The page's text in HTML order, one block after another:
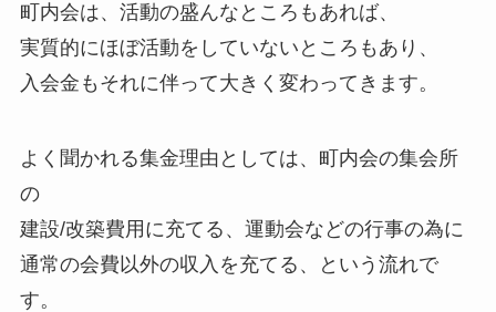
町内会は、活動の盛んなところもあれば、
実質的にほぼ活動をしていないところもあり、
入会金もそれに伴って大きく変わってきます。
よく聞かれる集金理由としては、町内会の集会所
の
建設/改築費用に充てる、運動会などの行事の為に
通常の会費以外の収入を充てる、という流れで
す。